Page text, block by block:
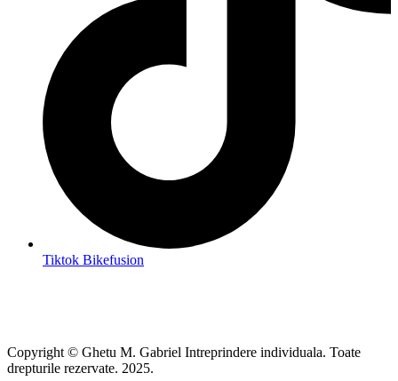
Tiktok Bikefusion
Copyright © Ghetu M. Gabriel Intreprindere individuala. Toate
drepturile rezervate. 2025.